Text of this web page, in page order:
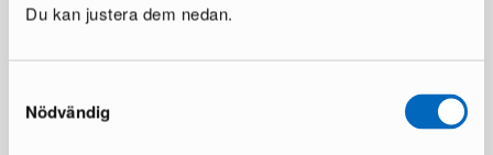
Du kan justera dem nedan.
Nödvändig